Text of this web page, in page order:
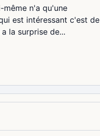
n'a qu'une
est intéressant c'est de
la surprise de...